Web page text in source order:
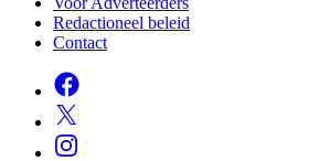
Redactioneel beleid
Contact